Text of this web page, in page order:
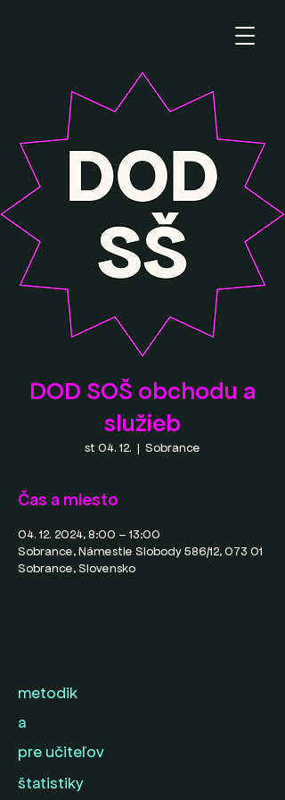
DOD SOŠ obchodu a
služieb
st 04. 12.
  |
Sobrance
Čas a miesto
04. 12. 2024, 8:00 – 13:00
Sobrance, Námestie Slobody 586/12, 073 01
Sobrance, Slovensko
metodik
a
pre učiteľov
štatistiky